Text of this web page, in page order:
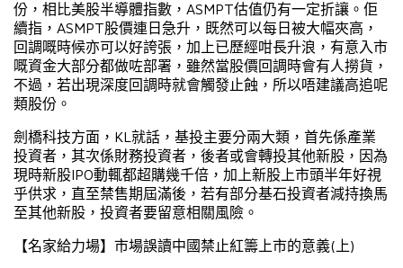
份，相比美股半導體指數， ASMPT估值仍有一定折讓。佢
續指， ASMPT股價連日急升，既然可以每日被大幅夾高，
回調嘅時候亦可以好誇張，加上已歷經咁長升浪，有意入市
嘅資金大部分都做咗部署，雖然當股價回調時會有人撈貨，
不過，若出現深度回調時就會觸發止蝕，所以唔建議高追呢
類股份。
劍橋科技方面， KL就話，基投主要分兩大類，首先係產業
投資者，其次係財務投資者，後者或會轉投其他新股，因為
現時新股IPO動輒都超購幾千倍，加上新股上市頭半年好視
乎供求，直至禁售期屆滿後，若有部分基石投資者減持換馬
至其他新股，投資者要留意相關風險。
【名家給力場】市場誤讀中國禁止紅籌上市的意義( 上)